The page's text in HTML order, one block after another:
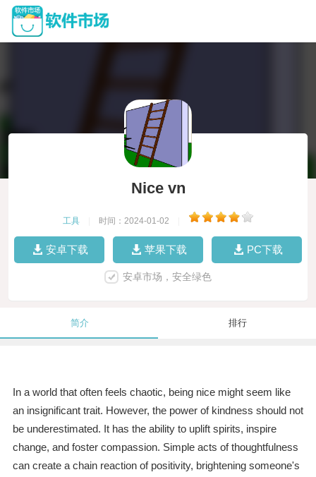
Nice vn
工具 时间：2024-01-02
安卓下载 苹果下载 PC下载
安卓市场，安全绿色
简介 排行
In a world that often feels chaotic, being nice might seem like
an insignificant trait. However, the power of kindness should not
be underestimated. It has the ability to uplift spirits, inspire
change, and foster compassion. Simple acts of thoughtfulness
can create a chain reaction of positivity, brightening someone's